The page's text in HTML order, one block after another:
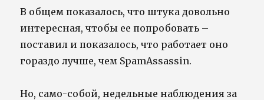
В общем показалось, что штука довольно
интересная, чтобы ее попробовать –
поставил и показалось, что работает оно
гораздо лучше, чем SpamAssassin.
Но, само-собой, недельные наблюдения за